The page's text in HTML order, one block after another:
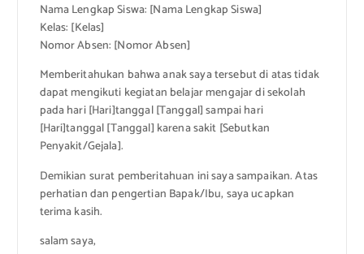
Nama Lengkap Siswa: [Nama Lengkap Siswa]
Kelas: [Kelas]
Nomor Absen: [Nomor Absen]
Memberitahukan bahwa anak saya tersebut di atas tidak
dapat mengikuti kegiatan belajar mengajar di sekolah
pada hari [Hari]tanggal [Tanggal] sampai hari
[Hari]tanggal [Tanggal] karena sakit [Sebutkan
Penyakit/Gejala].
Demikian surat pemberitahuan ini saya sampaikan. Atas
perhatian dan pengertian Bapak/Ibu, saya ucapkan
terima kasih.
salam saya,